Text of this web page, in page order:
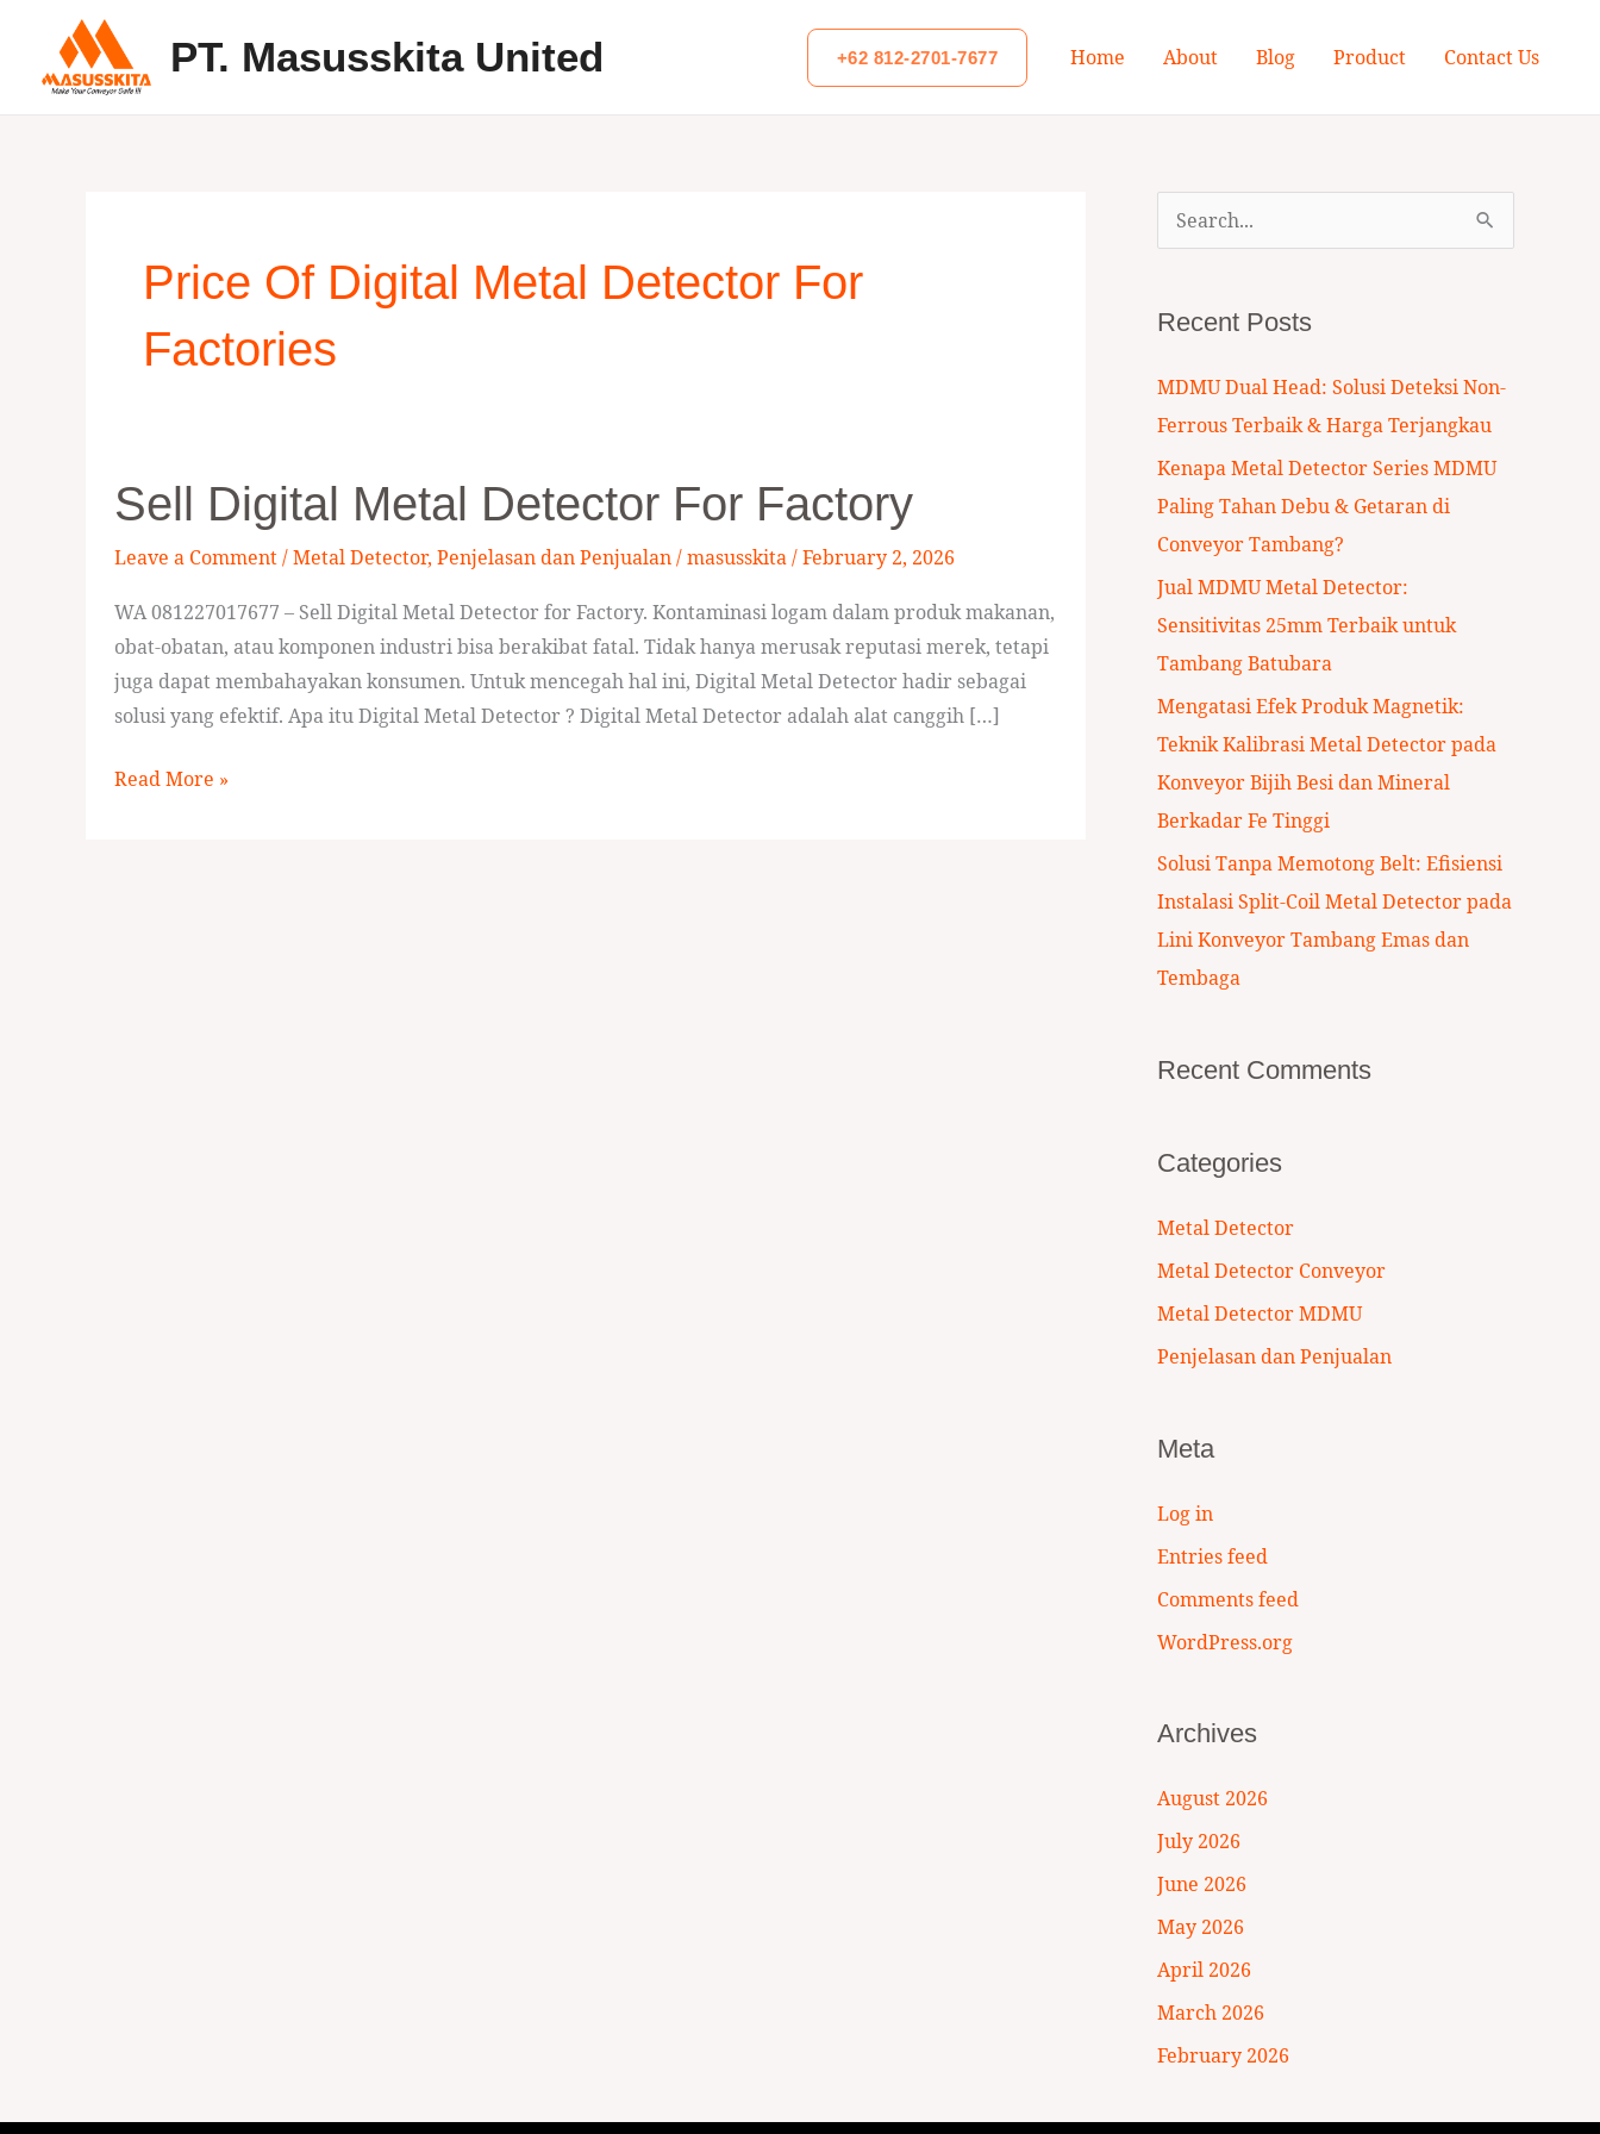
content
PT. Masusskita United +62 812-2701-7677 Home About Blog Product Contact Us
Price Of Digital Metal Detector For
Factories
Sell Digital Metal Detector For Factory
Leave a Comment/Metal Detector, Penjelasan dan Penjualan/masusskita/February 2, 2026
WA 081227017677 – Sell Digital Metal Detector for Factory. Kontaminasi logam dalam produk makanan,
obat-obatan, atau komponen industri bisa berakibat fatal. Tidak hanya merusak reputasi merek, tetapi
juga dapat membahayakan konsumen. Untuk mencegah hal ini, Digital Metal Detector hadir sebagai
solusi yang efektif. Apa itu Digital Metal Detector ? Digital Metal Detector adalah alat canggih […]
Digital
Metal
Detector
Factory
Read More »
r
c
h
Recent Posts
MDMU Dual Head: Solusi Deteksi Non-
Ferrous Terbaik & Harga Terjangkau
Kenapa Metal Detector Series MDMU
Paling Tahan Debu & Getaran di
Conveyor Tambang?
Jual MDMU Metal Detector:
Sensitivitas 25mm Terbaik untuk
Tambang Batubara
Mengatasi Efek Produk Magnetik:
Teknik Kalibrasi Metal Detector pada
Konveyor Bijih Besi dan Mineral
Berkadar Fe Tinggi
Solusi Tanpa Memotong Belt: Efisiensi
Instalasi Split-Coil Metal Detector pada
Lini Konveyor Tambang Emas dan
Tembaga
Recent Comments
Categories
Metal Detector
Metal Detector Conveyor
Metal Detector MDMU
Penjelasan dan Penjualan
Meta
Log in
Entries feed
Comments feed
WordPress.org
Archives
August 2026
July 2026
June 2026
May 2026
April 2026
March 2026
February 2026